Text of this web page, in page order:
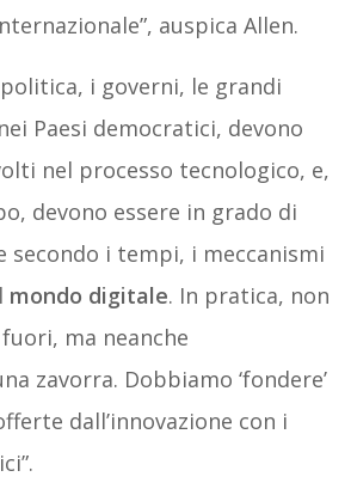
auspica Allen.
politica, i governi, le grandi
Paesi democratici, devono
nel processo tecnologico, e,
devono essere in grado di
secondo i tempi, i meccanismi
mondo digitale. In pratica, non
ma neanche
zavorra. Dobbiamo ‘fondere’
dall’innovazione con i